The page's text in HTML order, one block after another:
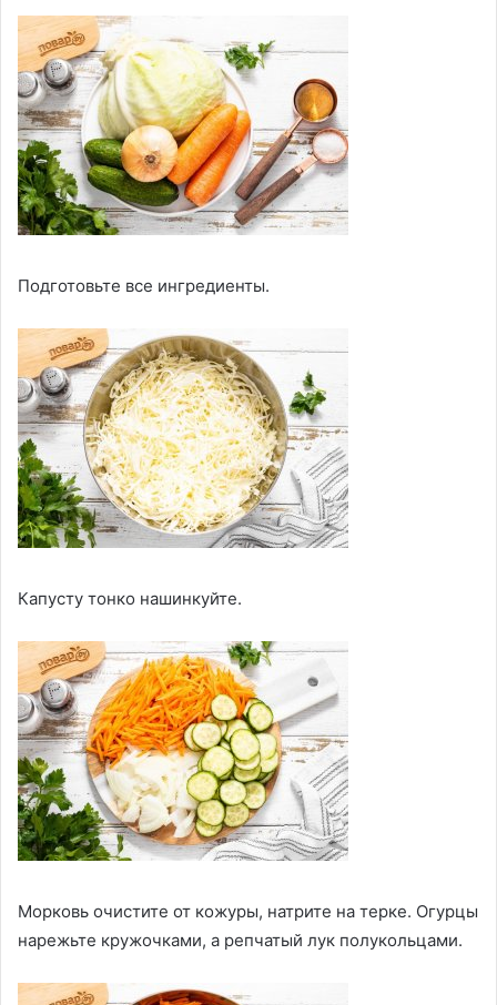
Подготовьте все ингредиенты.
Капусту тонко нашинкуйте.
Морковь очистите от кожуры, натрите на терке. Огурцы
нарежьте кружочками, а репчатый лук полукольцами.